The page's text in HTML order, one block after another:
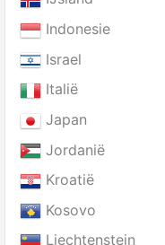
Indonesie
Israel
Italië
Japan
Jordanië
Kroatië
Kosovo
Liechtenstein